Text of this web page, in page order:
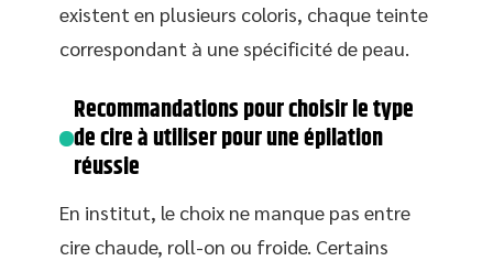
existent en plusieurs coloris, chaque teinte
correspondant à une spécificité de peau.
Recommandations pour choisir le type
de cire à utiliser pour une épilation
réussie
En institut, le choix ne manque pas entre
cire chaude, roll-on ou froide. Certains